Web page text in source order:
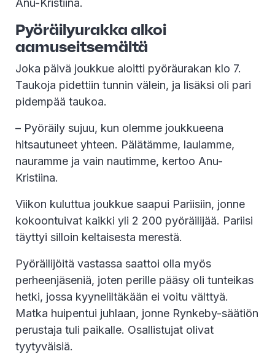
Anu-Kristiina.
Pyöräilyurakka alkoi
aamuseitsemältä
Joka päivä joukkue aloitti pyöräurakan klo 7.
Taukoja pidettiin tunnin välein, ja lisäksi oli pari
pidempää taukoa.
– Pyöräily sujuu, kun olemme joukkueena
hitsautuneet yhteen. Pälätämme, laulamme,
nauramme ja vain nautimme, kertoo Anu-
Kristiina.
Viikon kuluttua joukkue saapui Pariisiin, jonne
kokoontuivat kaikki yli 2 200 pyöräilijää. Pariisi
täyttyi silloin keltaisesta merestä.
Pyöräilijöitä vastassa saattoi olla myös
perheenjäseniä, joten perille pääsy oli tunteikas
hetki, jossa kyyneliltäkään ei voitu välttyä.
Matka huipentui juhlaan, jonne Rynkeby-säätiön
perustaja tuli paikalle. Osallistujat olivat
tyytyväisiä.